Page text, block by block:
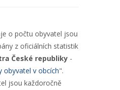
o počtu obyvatel jsou
z oficiálních statistik
České republiky -
obyvatel v obcích".
jsou každoročně